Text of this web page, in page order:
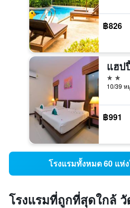
฿826
แฮป
2 ดาว
฿991
โรงแรมทั้งหมด 60 แห่
โรงแรมที่ถูกที่สุดใกล้